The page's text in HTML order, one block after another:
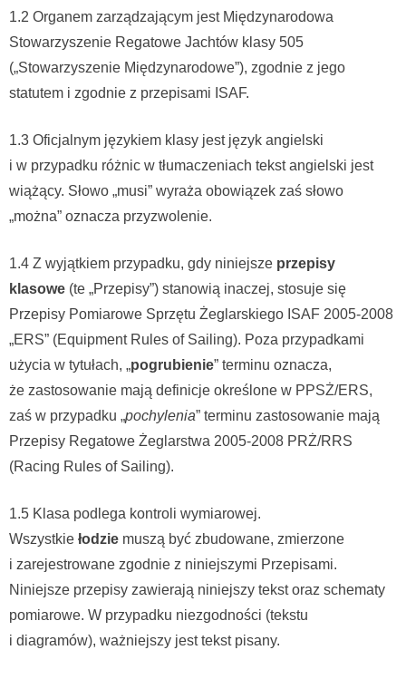
1.2 Organem zarządzającym jest Międzynarodowa
Stowarzyszenie Regatowe Jachtów klasy 505
(„Stowarzyszenie Międzynarodowe”), zgodnie z jego
statutem i zgodnie z przepisami ISAF.
1.3 Oficjalnym językiem klasy jest język angielski
i w przypadku różnic w tłumaczeniach tekst angielski jest
wiążący. Słowo „musi” wyraża obowiązek zaś słowo
„można” oznacza przyzwolenie.
1.4 Z wyjątkiem przypadku, gdy niniejsze przepisy
klasowe (te „Przepisy”) stanowią inaczej, stosuje się
Przepisy Pomiarowe Sprzętu Żeglarskiego ISAF 2005-2008
„ERS” (Equipment Rules of Sailing). Poza przypadkami
użycia w tytułach, „pogrubienie” terminu oznacza,
że zastosowanie mają definicje określone w PPSŻ/ERS,
zaś w przypadku „pochylenia” terminu zastosowanie mają
Przepisy Regatowe Żeglarstwa 2005-2008 PRŻ/RRS
(Racing Rules of Sailing).
1.5 Klasa podlega kontroli wymiarowej.
Wszystkie łodzie muszą być zbudowane, zmierzone
i zarejestrowane zgodnie z niniejszymi Przepisami.
Niniejsze przepisy zawierają niniejszy tekst oraz schematy
pomiarowe. W przypadku niezgodności (tekstu
i diagramów), ważniejszy jest tekst pisany.